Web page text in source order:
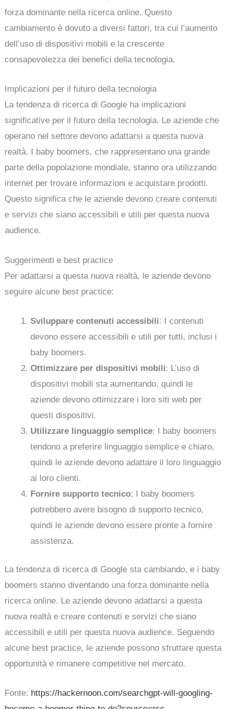
forza dominante nella ricerca online. Questo
cambiamento è dovuto a diversi fattori, tra cui l’aumento
dell’uso di dispositivi mobili e la crescente
consapevolezza dei benefici della tecnologia.
Implicazioni per il futuro della tecnologia
La tendenza di ricerca di Google ha implicazioni
significative per il futuro della tecnologia. Le aziende che
operano nel settore devono adattarsi a questa nuova
realtà. I baby boomers, che rappresentano una grande
parte della popolazione mondiale, stanno ora utilizzando
internet per trovare informazioni e acquistare prodotti.
Questo significa che le aziende devono creare contenuti
e servizi che siano accessibili e utili per questa nuova
audience.
Suggerimenti e best practice
Per adattarsi a questa nuova realtà, le aziende devono
seguire alcune best practice:
Sviluppare contenuti accessibili: I contenuti
devono essere accessibili e utili per tutti, inclusi i
baby boomers.
Ottimizzare per dispositivi mobili: L’uso di
dispositivi mobili sta aumentando, quindi le
aziende devono ottimizzare i loro siti web per
questi dispositivi.
Utilizzare linguaggio semplice: I baby boomers
tendono a preferire linguaggio semplice e chiaro,
quindi le aziende devono adattare il loro linguaggio
ai loro clienti.
Fornire supporto tecnico: I baby boomers
potrebbero avere bisogno di supporto tecnico,
quindi le aziende devono essere pronte a fornire
assistenza.
La tendenza di ricerca di Google sta cambiando, e i baby
boomers stanno diventando una forza dominante nella
ricerca online. Le aziende devono adattarsi a questa
nuova realtà e creare contenuti e servizi che siano
accessibili e utili per questa nuova audience. Seguendo
alcune best practice, le aziende possono sfruttare questa
opportunità e rimanere competitive nel mercato.
Fonte: https://hackernoon.com/searchgpt-will-googling-